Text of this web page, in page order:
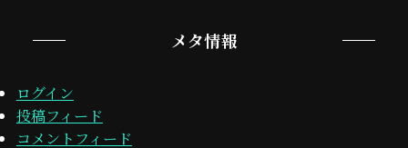
メタ情報
ログイン
投稿フィード
コメントフィード